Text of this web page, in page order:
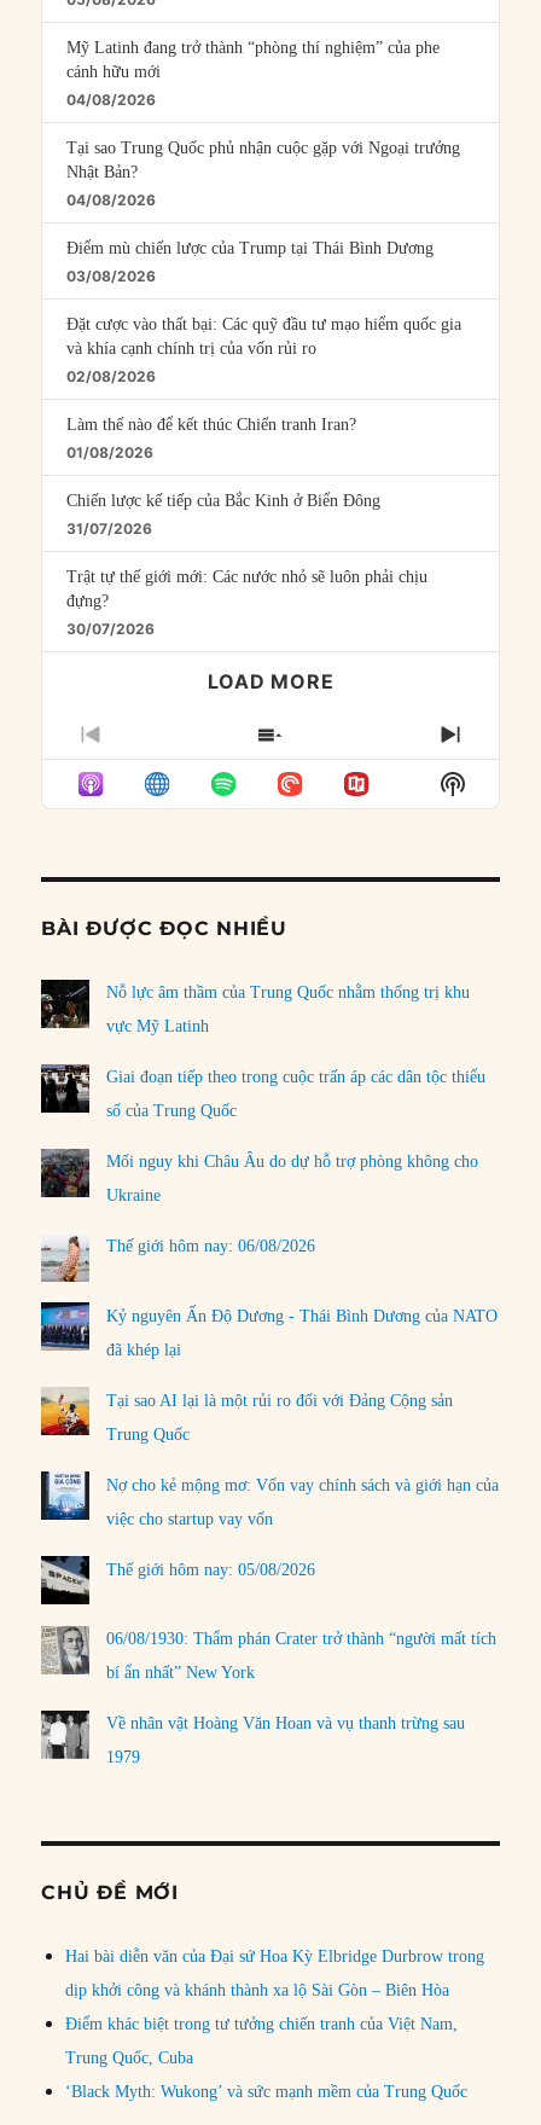
Mỹ Latinh đang trở thành “phòng thí nghiệm” của phe
cánh hữu mới
04/08/2026
Tại sao Trung Quốc phủ nhận cuộc gặp với Ngoại trưởng
Nhật Bản?
04/08/2026
Điểm mù chiến lược của Trump tại Thái Bình Dương
03/08/2026
Đặt cược vào thất bại: Các quỹ đầu tư mạo hiểm quốc gia
và khía cạnh chính trị của vốn rủi ro
02/08/2026
Làm thế nào để kết thúc Chiến tranh Iran?
01/08/2026
Chiến lược kế tiếp của Bắc Kinh ở Biển Đông
31/07/2026
Trật tự thế giới mới: Các nước nhỏ sẽ luôn phải chịu
đựng?
30/07/2026
LOAD MORE
PREVIOUS
EPISODE
SHOW
EPISODES
LIST
NEXT
Show
Podcast
BÀI ĐƯỢC ĐỌC NHIỀU
Nỗ lực âm thầm của Trung Quốc nhằm thống trị khu
vực Mỹ Latinh
Giai đoạn tiếp theo trong cuộc trấn áp các dân tộc thiểu
số của Trung Quốc
Mối nguy khi Châu Âu do dự hỗ trợ phòng không cho
Ukraine
Thế giới hôm nay: 06/08/2026
Kỷ nguyên Ấn Độ Dương - Thái Bình Dương của NATO
đã khép lại
Tại sao AI lại là một rủi ro đối với Đảng Cộng sản
Trung Quốc
Nợ cho kẻ mộng mơ: Vốn vay chính sách và giới hạn của
việc cho startup vay vốn
Thế giới hôm nay: 05/08/2026
06/08/1930: Thẩm phán Crater trở thành “người mất tích
bí ẩn nhất” New York
Về nhân vật Hoàng Văn Hoan và vụ thanh trừng sau
1979
CHỦ ĐỀ MỚI
Hai bài diễn văn của Đại sứ Hoa Kỳ Elbridge Durbrow trong
dịp khởi công và khánh thành xa lộ Sài Gòn – Biên Hòa
Điểm khác biệt trong tư tưởng chiến tranh của Việt Nam,
Trung Quốc, Cuba
‘Black Myth: Wukong’ và sức mạnh mềm của Trung Quốc